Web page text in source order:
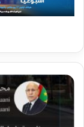
غزواني
يهنئ
الموريتانيين